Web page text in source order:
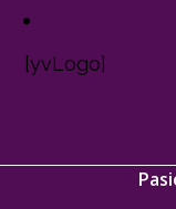
[yvLogo]